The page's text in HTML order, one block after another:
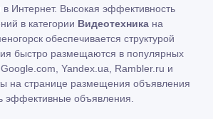
в Интернет. Высокая эффективность
в категории Видеотехника на
обеспечивается структурой
быстро размещаются в популярных
Yandex.ua, Rambler.ru и
на странице размещения объявления
эффективные объявления.